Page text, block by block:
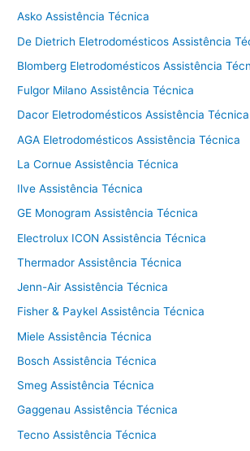
Asko Assistência Técnica
De Dietrich Eletrodomésticos Assistência
Blomberg Eletrodomésticos Assistência
Fulgor Milano Assistência Técnica
Dacor Eletrodomésticos Assistência Técnica
AGA Eletrodomésticos Assistência Técnica
La Cornue Assistência Técnica
Ilve Assistência Técnica
GE Monogram Assistência Técnica
Electrolux ICON Assistência Técnica
Thermador Assistência Técnica
Jenn-Air Assistência Técnica
Fisher & Paykel Assistência Técnica
Miele Assistência Técnica
Bosch Assistência Técnica
Smeg Assistência Técnica
Gaggenau Assistência Técnica
Tecno Assistência Técnica